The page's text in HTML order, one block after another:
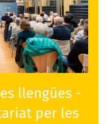
llengües -
per les